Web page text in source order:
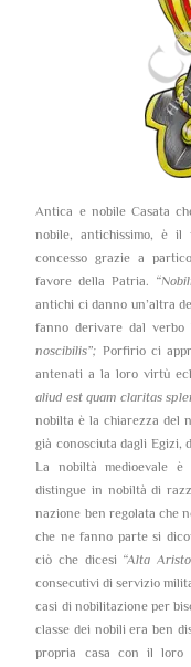
Antica e nobile Casata
nobile, antichissimo, è il
concesso grazie a
favore della Patria.
antichi ci danno un’altra
fanno derivare dal verbo
noscibilis”; Porfirio ci
antenati a la loro virtù
aliud est quam claritas
nobilta è la chiarezza del
già conosciuta dagli Egizi,
La nobiltà medioevale
distingue in nobiltà di
nazione ben regolata che
che ne fanno parte si
ciò che dicesi “Alta
consecutivi di servizio
casi di nobilitazione per
classe dei nobili era ben
propria casa con il loro